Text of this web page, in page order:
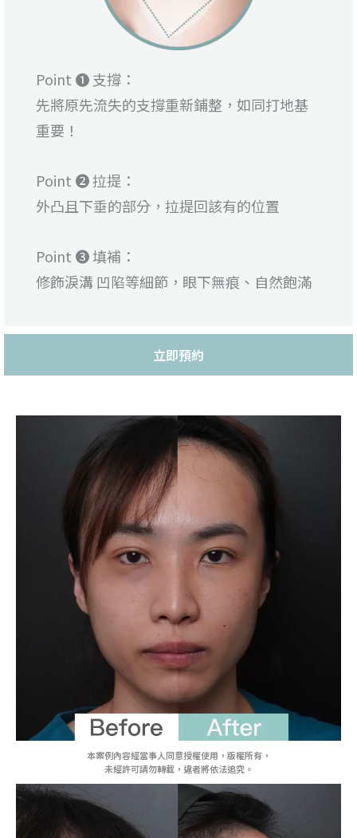
Point ❶ 支撐：
先將原先流失的支撐重新鋪整，如同打地基
重要！
Point ❷ 拉提：
外凸且下垂的部分，拉提回該有的位置
Point ❸ 填補：
修飾淚溝 凹陷等細節，眼下無痕、自然飽滿
立即預約
本案例內容經當事人同意授權使用，版權所有，
未經許可請勿轉載，違者將依法追究。